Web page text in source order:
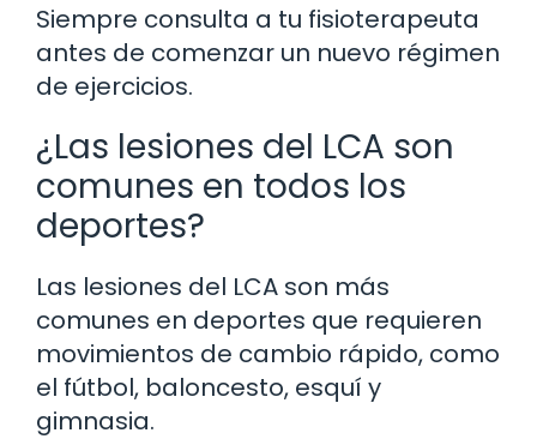
Siempre consulta a tu fisioterapeuta
antes de comenzar un nuevo régimen
de ejercicios.
¿Las lesiones del LCA son
comunes en todos los
deportes?
Las lesiones del LCA son más
comunes en deportes que requieren
movimientos de cambio rápido, como
el fútbol, baloncesto, esquí y
gimnasia.